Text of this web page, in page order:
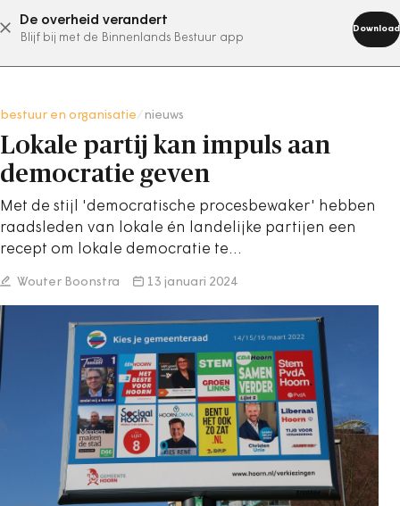
De overheid verandert
Blijf bij met de Binnenlands Bestuur app
Download
abonneer nu
bestuur en organisatie nieuws
Lokale partij kan impuls aan
democratie geven
Met de stijl 'democratische procesbewaker' hebben
raadsleden van lokale én landelijke partijen een
recept om lokale democratie te…
Wouter Boonstra 13 januari 2024